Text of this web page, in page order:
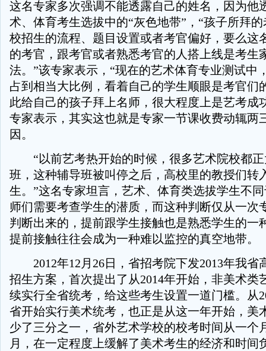
这名专家多次强调不能透露自己的姓名，因为他
术、体育考生选拔中的“灰色地带”，“孩子所拜
校招生的流程、题目设置或者考官偏好，要么这
的考官，跟考官或者熟悉考官的人搭上线是考生
法。”该专家表示，“现在的艺术体育专业测试中
占到相当大比例，看着自己的学生顺眼是考官们
此给自己的孩子拜上名师，很大程度上是艺考成
专家表示，其实这也就是专家一节课收费动辄两
因。
“以前艺考热开始的时候，很多艺术院校都正
班，这种辅导班被叫停之后，高校里的教授们转
生。”这名专家坦言，艺术、体育类选拔学生不
师们需要考查学生的潜质，而这种判断仅从一次
判断出来的，提前跟学生接触也是熟悉学生的一
提前接触往往会成为一种难以监控的真空地带。
2012年12月26日，省招考院下发2013年我省
招生方案，首次提出了从2014年开始，非美术类
续实行全省统考，给这些考生设置一道门槛。从
省开始实行美术统考，也正是从这一年开始，美
少了三分之一，省外艺术学校的校考时间从一个
月，在一定程度上缓解了美术考生的经济和时间